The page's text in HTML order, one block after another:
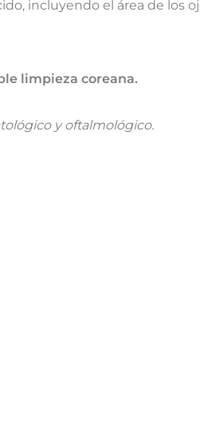
incluyendo el área de los
limpieza coreana.
y oftalmológico.